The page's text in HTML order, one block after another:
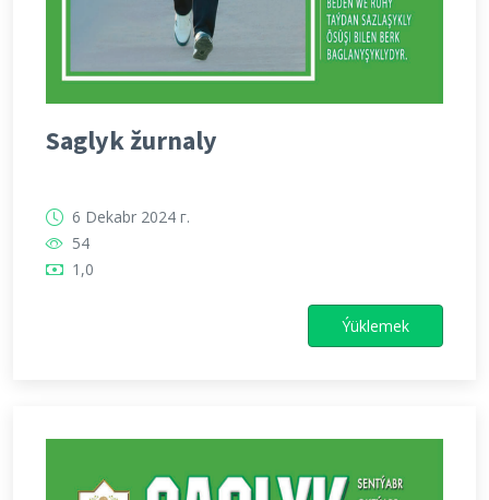
Saglyk žurnaly
6 Dekabr 2024 г.
54
1,0
Ýüklemek